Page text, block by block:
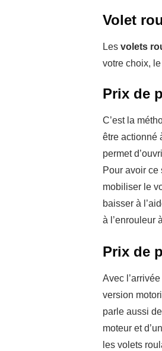
Volet
Les volets
votre choix,
Prix de
C’est la
être actionné
permet
Pour avoir ce
mobiliser le
baisser à
à l’enrouleur
Prix de
Avec
version
parle aussi de
moteur et
les volets